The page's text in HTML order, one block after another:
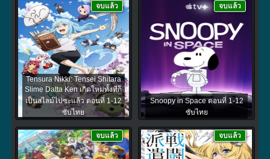
Tensura Nikki: Tensei Shitara
Slime Datta Ken เกิดใหม่ทั้งทีก็
เป็นสไลม์ไปซะแล้ว ตอนที่ 1-12
ซับไทย
จบแล้ว
Snoopy in Space ตอนที่ 1-12
ซับไทย
จบแล้ว
จบแล้ว จบแล้ว